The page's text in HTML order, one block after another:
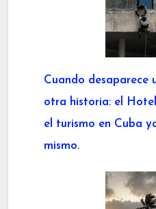
Cuando desaparece
otra historia: el
el turismo en Cuba
mismo.